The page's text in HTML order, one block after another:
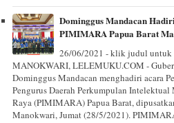
Dominggus Mandacan
PIMIMARA Papua Barat
26/06/2021 - klik judul untuk
MANOKWARI, LELEMUKU.COM -
Dominggus Mandacan menghadiri acara
Pengurus Daerah Perkumpulan
Raya (PIMIMARA) Papua Barat,
Manokwari, Jumat (28/5/2021).